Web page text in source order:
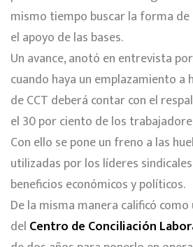
mismo tiempo buscar la forma
el apoyo de las bases.
Un avance, anotó en entrevista
cuando haya un emplazamiento a
de CCT deberá contar con el
el 30 por ciento de los
Con ello se pone un freno a las
utilizadas por los líderes
beneficios económicos y políticos.
De la misma manera calificó
del Centro de Conciliación